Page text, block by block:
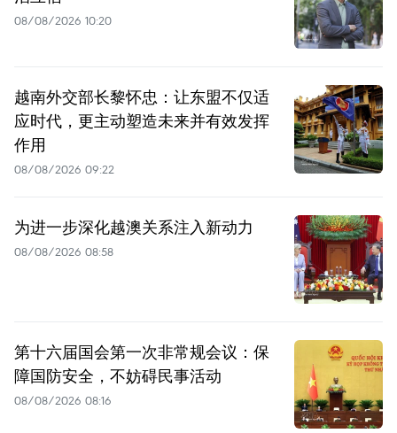
08/08/2026 10:20
越南外交部长黎怀忠：让东盟不仅适
应时代，更主动塑造未来并有效发挥
作用
08/08/2026 09:22
为进一步深化越澳关系注入新动力
08/08/2026 08:58
第十六届国会第一次非常规会议：保
障国防安全，不妨碍民事活动
08/08/2026 08:16